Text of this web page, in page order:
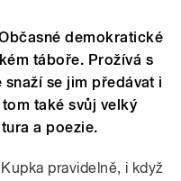
demokratické
táboře. Prožívá s
se jim předávat i
také svůj velký
a poezie.
pravidelně, i když